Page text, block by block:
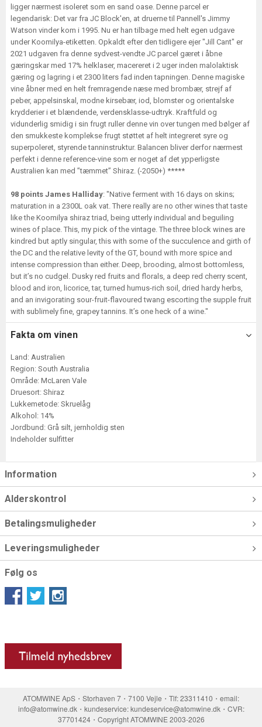
ligger nærmest isoleret som en sand oase. Denne parcel er
legendarisk: Det var fra JC Block'en, at druerne til Pannell's Jimmy
Watson vinder kom i 1995. Nu er han tilbage med helt egen udgave
under Koomilya-etiketten. Opkaldt efter den tidligere ejer "Jill Cant" er
2021 udgaven fra denne sydvest-vendte JC parcel gæret i åbne
gæringskar med 17% helklaser, macereret i 2 uger inden malolaktisk
gæring og lagring i et 2300 liters fad inden tapningen. Denne magiske
vine åbner med en helt fremragende næse med brombær, strejf af
peber, appelsinskal, modne kirsebær, iod, blomster og orientalske
krydderier i et blændende, verdensklasse-udtryk. Kraftfuld og
vidunderlig smidig i sin frugt ruller denne vin over tungen med bølger af
den smukkeste komplekse frugt støttet af helt integreret syre og
superpoleret, styrende tanninstruktur. Balancen bliver derfor nærmest
perfekt i denne reference-vine som er noget af det ypperligste
Australien kan med ”tæmmet” Shiraz. (-2050+) *****
98 points James Halliday: "Native ferment with 16 days on skins;
maturation in a 2300L oak vat. There really are no other wines that taste
like the Koomilya shiraz triad, being utterly individual and beguiling
wines of place. This, my pick of the vintage. The three block wines are
kindred but aptly singular, this with some of the succulence and girth of
the DC and the relative levity of the GT, bound with more spice and
intense compression than either. Deep, brooding, almost bottomless,
but it’s no cudgel. Dusky red fruits and florals, a deep red cherry scent,
blood and iron, licorice, tar, turned humus-rich soil, dried hardy herbs,
and an invigorating sour-fruit-flavoured twang escorting the supple fruit
with sublimely fine, grapey tannins. It’s one heck of a wine."
Fakta om vinen
Land: Australien
Region: South Australia
Område: McLaren Vale
Druesort: Shiraz
Lukkemetode: Skruelåg
Alkohol: 14%
Jordbund: Grå silt, jernholdig sten
Indeholder sulfitter
Information
Alderskontrol
Betalingsmuligheder
Leveringsmuligheder
Følg os
ATOMWINE ApS・Storhaven 7・7100 Vejle・Tlf: 23311410・email:
info@atomwine.dk・kundeservice: kundeservice@atomwine.dk・CVR:
37701424・Copyright ATOMWINE 2003-2026